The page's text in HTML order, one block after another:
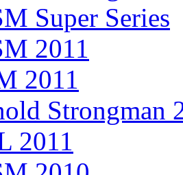
Super Series
2011
2011
Strongman
2011